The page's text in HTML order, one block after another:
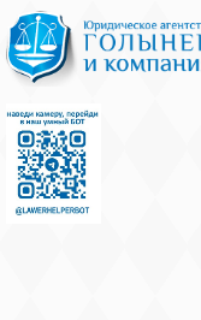
Хезмәтләре
Хезмәт өчен
Сорау бирергә